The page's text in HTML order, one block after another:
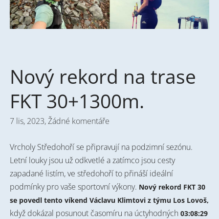
Nový rekord na trase
FKT 30+1300m.
7 lis, 2023,Žádné komentáře
Vrcholy Středohoří se připravují na podzimní sezónu.
Letní louky jsou už odkvetlé a zatímco jsou cesty
zapadané listím, ve středohoří to přináší ideální
podmínky pro vaše sportovní výkony. Nový rekord FKT 30
se povedl tento víkend Václavu Klimtovi z týmu Los Lovoš,
když dokázal posunout časomíru na úctyhodných 03:08:29